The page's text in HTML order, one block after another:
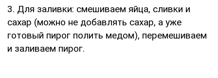
3. Для заливки: смешиваем яйца, сливки и
сахар (можно не добавлять сахар, а уже
готовый пирог полить медом), перемешиваем
и заливаем пирог.